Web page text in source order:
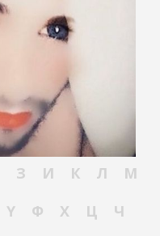
З И К Л
М
Ү Ф Х Ц
Ч